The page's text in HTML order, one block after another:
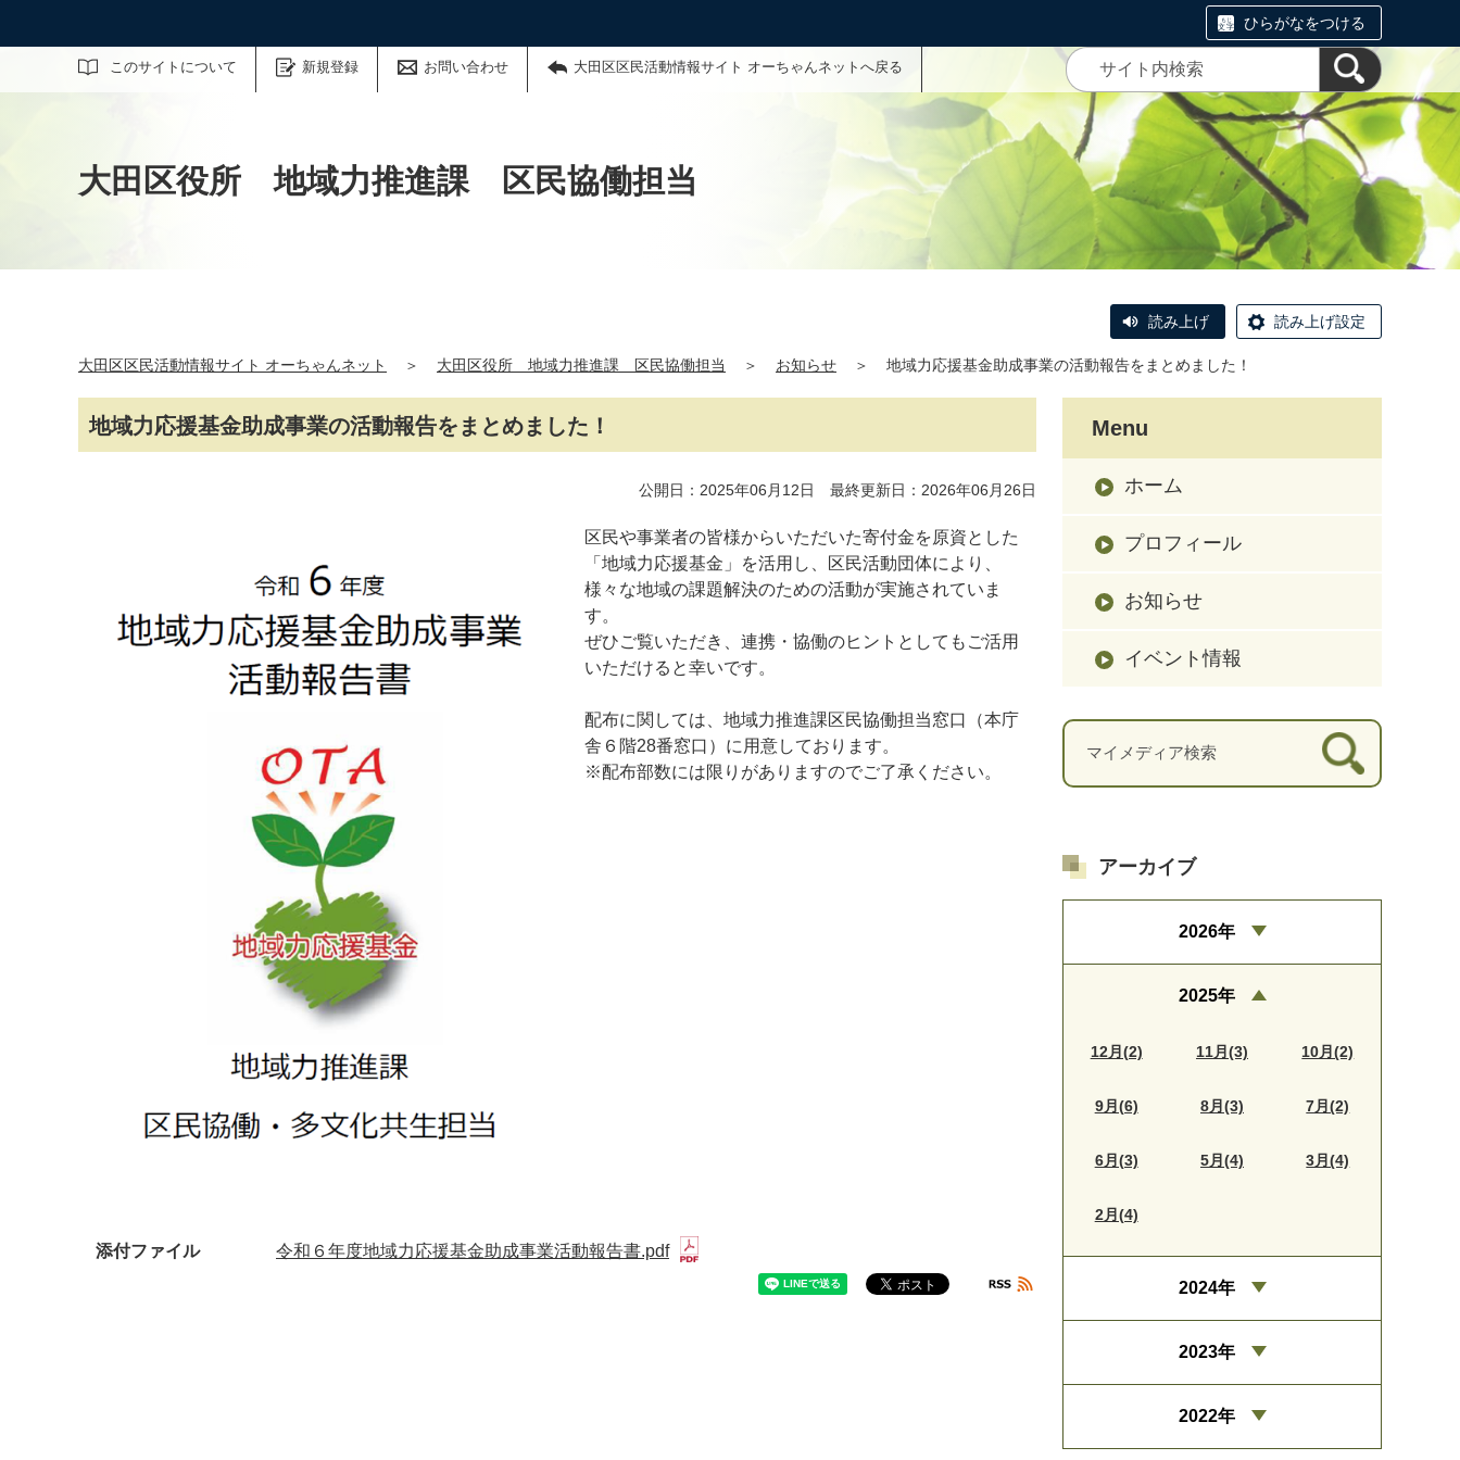
ひらがなをつける
このサイトについて 新規登録 お問い合わせ 大田区区民活動情報サイト オーちゃんネットへ戻る
サイト内検索
大田区役所 地域力推進課 区民協働担当
読み上げ 読み上げ設定
大田区区民活動情報サイト オーちゃんネット ＞ 大田区役所 地域力推進課 区民協働担当 ＞ お知らせ ＞ 地域力応援基金助成事業の活動報告をまとめました！
地域力応援基金助成事業の活動報告をまとめました！
公開日：2025年06月12日 最終更新日：2026年06月26日
区民や事業者の皆様からいただいた寄付金を原資とした
「地域力応援基金」を活用し、区民活動団体により、
様々な地域の課題解決のための活動が実施されていま
す。
ぜひご覧いただき、連携・協働のヒントとしてもご活用
いただけると幸いです。
配布に関しては、地域力推進課区民協働担当窓口（本庁
舎６階28番窓口）に用意しております。
※配布部数には限りがありますのでご了承ください。
添付ファイル 令和６年度地域力応援基金助成事業活動報告書.pdf
Menu
ホーム
プロフィール
お知らせ
イベント情報
アーカイブ
2026年
2025年
12月(2) 11月(3) 10月(2)
9月(6) 8月(3) 7月(2)
6月(3) 5月(4) 3月(4)
2月(4)
2024年
2023年
2022年